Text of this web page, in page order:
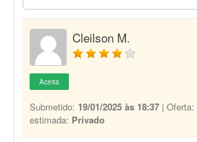
Cleilson M.
Aceita
Submetido: 19/01/2025 às 18:37 | Oferta:
estimada: Privado